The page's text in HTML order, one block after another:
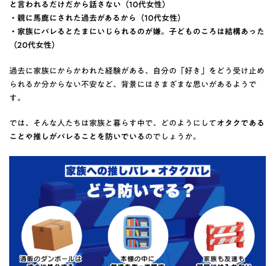
と言われるだけだから話さない（10代女性）
・親に馬鹿にされた過去があるから（10代女性）
・家族にバレるとたまにいじられるのが嫌。子どものころは結構あった
（20代女性）
過去に家族にからかわれた経験がある、自分の「好き」をどう受け止め
られるか分からない不安など、背景にはさまざまな思いがあるようで
す。
では、そんな人たちは家族と暮らす中で、どのようにしてオタクである
ことや推しがバレることを防いでいる のでしょうか。